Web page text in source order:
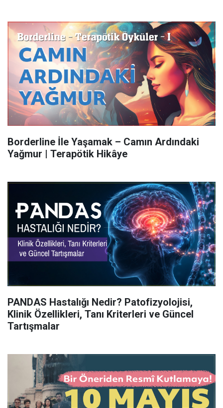
Borderline İle Yaşamak – Camın Ardındaki
Yağmur | Terapötik Hikâye
PANDAS Hastalığı Nedir? Patofizyolojisi,
Klinik Özellikleri, Tanı Kriterleri ve Güncel
Tartışmalar